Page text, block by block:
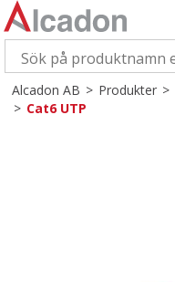
Alcadon AB>Produkter
>Cat6 UTP